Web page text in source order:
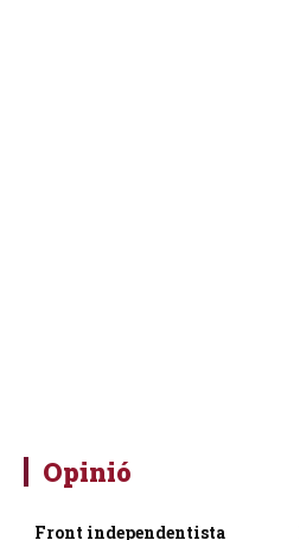
Opinió
Front independentista